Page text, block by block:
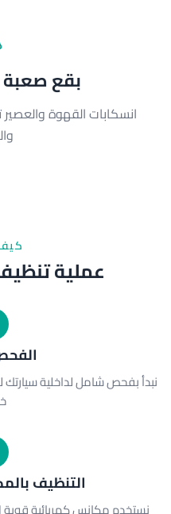
بقع صعبة
انسكابات القهوة
عملية تنظيف
نبدأ بفحص شامل لداخلية سيارتك
التنظيف